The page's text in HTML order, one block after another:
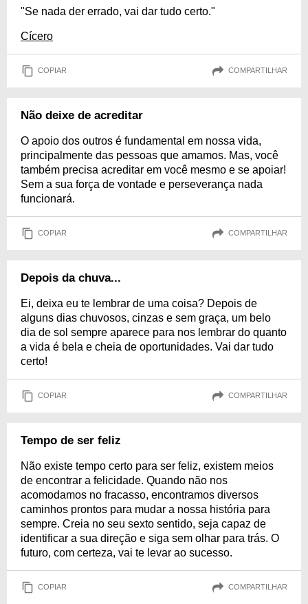
"Se nada der errado, vai dar tudo certo."
Cícero
COPIAR COMPARTILHAR
Não deixe de acreditar
O apoio dos outros é fundamental em nossa vida,
principalmente das pessoas que amamos. Mas, você
também precisa acreditar em você mesmo e se apoiar!
Sem a sua força de vontade e perseverança nada
funcionará.
COPIAR COMPARTILHAR
Depois da chuva...
Ei, deixa eu te lembrar de uma coisa? Depois de
alguns dias chuvosos, cinzas e sem graça, um belo
dia de sol sempre aparece para nos lembrar do quanto
a vida é bela e cheia de oportunidades. Vai dar tudo
certo!
COPIAR COMPARTILHAR
Tempo de ser feliz
Não existe tempo certo para ser feliz, existem meios
de encontrar a felicidade. Quando não nos
acomodamos no fracasso, encontramos diversos
caminhos prontos para mudar a nossa história para
sempre. Creia no seu sexto sentido, seja capaz de
identificar a sua direção e siga sem olhar para trás. O
futuro, com certeza, vai te levar ao sucesso.
COPIAR COMPARTILHAR